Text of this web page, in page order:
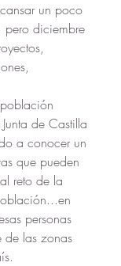
un poco
pero diciembre
de Castilla
a conocer un
que pueden
reto de la
personas
de las zonas